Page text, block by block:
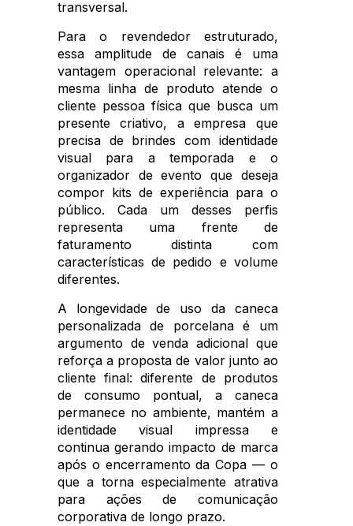
transversal.
Para o revendedor estruturado,
essa amplitude de canais é uma
vantagem operacional relevante: a
mesma linha de produto atende o
cliente pessoa física que busca um
presente criativo, a empresa que
precisa de brindes com identidade
visual para a temporada e o
organizador de evento que deseja
compor kits de experiência para o
público. Cada um desses perfis
representa uma frente de
faturamento distinta com
características de pedido e volume
diferentes.
A longevidade de uso da caneca
personalizada de porcelana é um
argumento de venda adicional que
reforça a proposta de valor junto ao
cliente final: diferente de produtos
de consumo pontual, a caneca
permanece no ambiente, mantém a
identidade visual impressa e
continua gerando impacto de marca
após o encerramento da Copa — o
que a torna especialmente atrativa
para ações de comunicação
corporativa de longo prazo.